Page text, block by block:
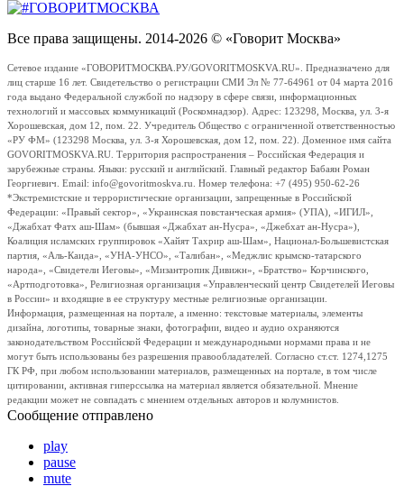
Все права защищены. 2014-2026 © «Говорит Москва»
Сетевое издание «ГОВОРИТМОСКВА.РУ/GOVORITMOSKVA.RU». Предназначено для
лиц старше 16 лет. Свидетельство о регистрации СМИ Эл № 77-64961 от 04 марта 2016
года выдано Федеральной службой по надзору в сфере связи, информационных
технологий и массовых коммуникаций (Роскомнадзор). Адрес: 123298, Москва, ул. 3-я
Хорошевская, дом 12, пом. 22. Учредитель Общество с ограниченной ответственностью
«РУ ФМ» (123298 Москва, ул. 3-я Хорошевская, дом 12, пом. 22). Доменное имя сайта
GOVORITMOSKVA.RU. Территория распространения – Российская Федерация и
зарубежные страны. Языки: русский и английский. Главный редактор Бабаян Роман
Георгиевич. Email: info@govoritmoskva.ru. Номер телефона: +7 (495) 950-62-26
*Экстремистские и террористические организации, запрещенные в Российской
Федерации: «Правый сектор», «Украинская повстанческая армия» (УПА), «ИГИЛ»,
«Джабхат Фатх аш-Шам» (бывшая «Джабхат ан-Нусра», «Джебхат ан-Нусра»),
Коалиция исламских группировок «Хайят Тахрир аш-Шам», Национал-Большевистская
партия, «Аль-Каида», «УНА-УНСО», «Талибан», «Меджлис крымско-татарского
народа», «Свидетели Иеговы», «Мизантропик Дивижн», «Братство» Корчинского,
«Артподготовка», Религиозная организация «Управленческий центр Свидетелей Иеговы
в России» и входящие в ее структуру местные религиозные организации.
Информация, размещенная на портале, а именно: текстовые материалы, элементы
дизайна, логотипы, товарные знаки, фотографии, видео и аудио охраняются
законодательством Российской Федерации и международными нормами права и не
могут быть использованы без разрешения правообладателей. Согласно ст.ст. 1274,1275
ГК РФ, при любом использовании материалов, размещенных на портале, в том числе
цитировании, активная гиперссылка на материал является обязательной. Мнение
редакции может не совпадать с мнением отдельных авторов и колумнистов.
Сообщение отправлено
play
pause
mute